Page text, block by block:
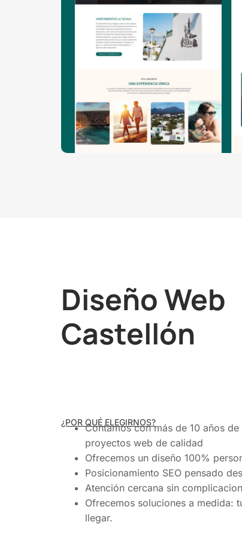
Diseño Web
Castellón
¿POR QUÉ ELEGIRNOS?
Contamos con más de 10 años
proyectos web de calidad
Ofrecemos un diseño 100%
Posicionamiento SEO pensado
Atención cercana sin
Ofrecemos soluciones a medida:
llegar.